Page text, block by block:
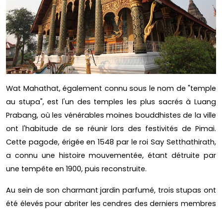
Wat Mahathat, également connu sous le nom de "temple
au stupa", est l'un des temples les plus sacrés à Luang
Prabang, où les vénérables moines bouddhistes de la ville
ont l'habitude de se réunir lors des festivités de Pimai.
Cette pagode, érigée en 1548 par le roi Say Setthathirath,
a connu une histoire mouvementée, étant détruite par
une tempête en 1900, puis reconstruite.
Au sein de son charmant jardin parfumé, trois stupas ont
été élevés pour abriter les cendres des derniers membres